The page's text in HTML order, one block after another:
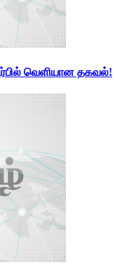
வெளியான தகவல்!